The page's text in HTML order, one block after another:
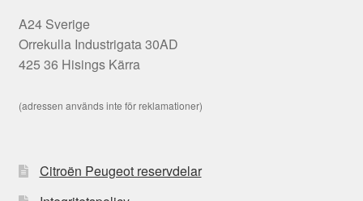
A24 Sverige
Orrekulla Industrigata 30AD
425 36 Hisings Kärra
(adressen används inte för reklamationer)
Citroën Peugeot reservdelar